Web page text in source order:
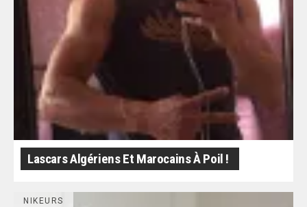
Lascars Algériens Et Marocains À Poil !
NIKEURS